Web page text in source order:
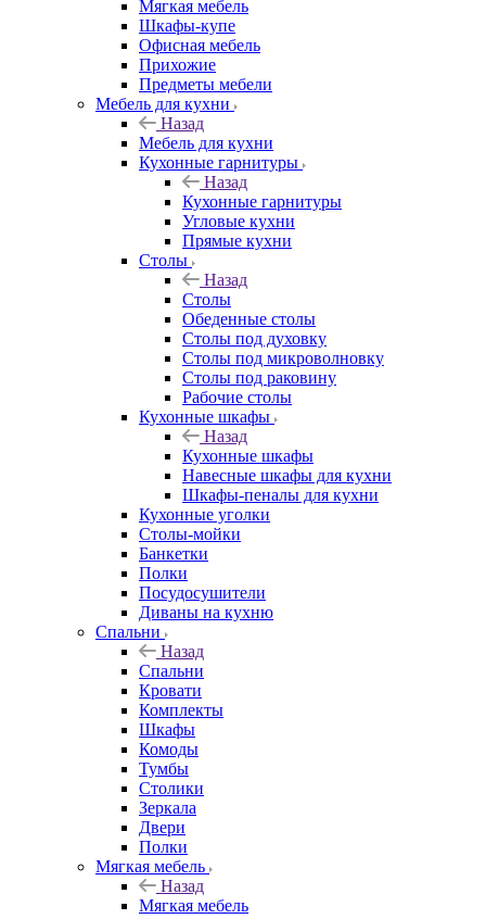
Мягкая мебель
Шкафы-купе
Офисная мебель
Прихожие
Предметы мебели
Мебель для кухни
Назад
Мебель для кухни
Кухонные гарнитуры
Назад
Кухонные гарнитуры
Угловые кухни
Прямые кухни
Столы
Назад
Столы
Обеденные столы
Столы под духовку
Столы под микроволновку
Столы под раковину
Рабочие столы
Кухонные шкафы
Назад
Кухонные шкафы
Навесные шкафы для кухни
Шкафы-пеналы для кухни
Кухонные уголки
Столы-мойки
Банкетки
Полки
Посудосушители
Диваны на кухню
Спальни
Назад
Спальни
Кровати
Комплекты
Шкафы
Комоды
Тумбы
Столики
Зеркала
Двери
Полки
Мягкая мебель
Назад
Мягкая мебель